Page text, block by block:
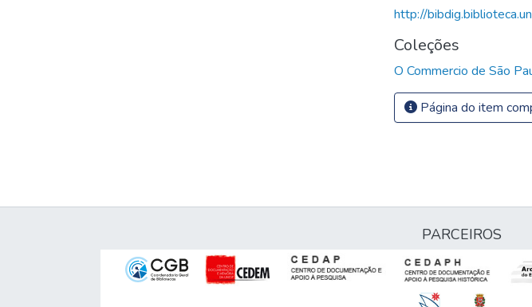
http://
Coleções
O Commercio de São
Página do item
PARCEIROS